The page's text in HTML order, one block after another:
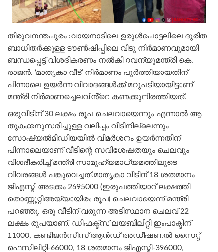
തിരുവനന്തപുരം :വായനാടിലെ ഉരുൾപൊട്ടലിലെ ദുരിത
ബാധിതർക്കുള്ള ടൗൺഷിപ്പിലെ വീടു നിർമാണവുമായി
ബന്ധപ്പെട്ട് വിശദീകരണം നൽകി റവന്യൂമന്ത്രി കെ.
രാജൻ. ‘മാതൃകാ വീട്’ നിർമാണം പൂർത്തിയായതിന്
പിന്നാലെ ഉയർന്ന വിവാദങ്ങൾക്ക് മറുപടിയായിട്ടാണ്
മന്ത്രി നിർമാണച്ചെലവിൻ്റെ കണക്കുനിരത്തിയത്.
ഒരുവീടിന് 30 ലക്ഷം രൂപ ചെലവായെന്നും എന്നാൽ ആ
തുകക്കനുസരിച്ചുള്ള വലിപ്പം വീടിനില്ലെന്നും
സോഷ്യൽമീഡിയയിൽ വിമർശനം ഉയർന്നതിന്
പിന്നാലെയാണ് വീടിന്റെ സവിശേഷതയും ചെലവും
വിശദീകരിച്ച് മന്ത്രി സാമൂഹ്യമാധ്യമത്തിലൂടെ
വിവരങ്ങൾ പങ്കുവെച്ചത്.മാതൃകാ വീടിന് 18 ശതമാനം
ജിഎസ്ടി അടക്കം 2695000 (ഇരുപത്തിയാറ് ലക്ഷത്തി
തൊണ്ണൂറ്റിഅയ്യായിരം രൂപ) ചെലവായെന്ന് മന്ത്രി
പറഞ്ഞു. ഒരു വീടിന് വരുന്ന അടിസ്ഥാന ചെലവ് 22
ലക്ഷം രൂപയാണ്. ഡിഫക്ട്സ് ലയബിലിറ്റി ഇംപാക്ടിന്
11000, കണ്ടിജൻസീസ് ആൻഡ് അഡീഷണൽ സൈറ്റ്
ഫെസിലിറ്റി-66000, 18 ശതമാനം ജിഎസ്ടി-396000,